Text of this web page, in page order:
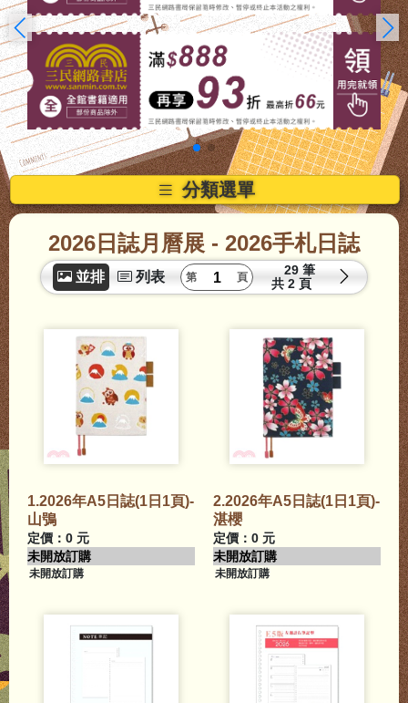
分類選單
2026日誌月曆展 - 2026手札日誌
並排 列表 共
29 筆
2 頁
1.2026年A5日誌(1日1頁)-
山鴞
定價：0 元
未開放訂購
未開放訂購
2.2026年A5日誌(1日1頁)-
湛櫻
定價：0 元
未開放訂購
未開放訂購